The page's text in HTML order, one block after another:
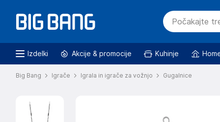
Izdelki Akcije & promocije Kuhinje
Big Bang Igrače Igrala in igrače za vožnjo Gugalnice